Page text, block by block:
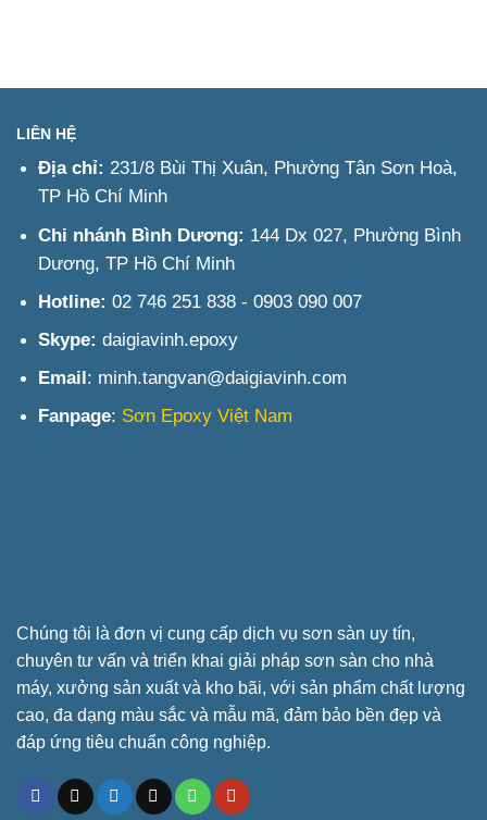
tại
công
An
năm
Chúng tôi là đơn vị cung cấp dịch vụ sơn sàn uy tín,
chuyên tư vấn và triển khai giải pháp sơn sàn cho nhà
máy, xưởng sản xuất và kho bãi, với sản phẩm chất lượng
cao, đa dạng màu sắc và mẫu mã, đảm bảo bền đẹp và
đáp ứng tiêu chuẩn công nghiệp.
LIÊN HỆ
Địa chỉ: 231/8 Bùi Thị Xuân, Phường Tân Sơn Hoà,
TP Hồ Chí Minh
Chi nhánh Bình Dương: 144 Dx 027, Phường Bình
Dương, TP Hồ Chí Minh
Hotline: 02 746 251 838 - 0903 090 007
Skype: daigiavinh.epoxy
Email: minh.tangvan@daigiavinh.com
Fanpage: Sơn Epoxy Việt Nam